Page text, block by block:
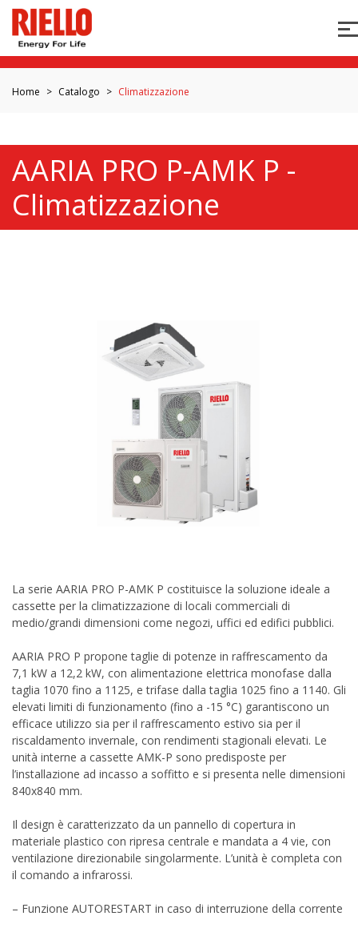
Home Catalogo Climatizzazione
AARIA PRO P-AMK P -
Climatizzazione
La serie AARIA PRO P-AMK P costituisce la soluzione ideale a
cassette per la climatizzazione di locali commerciali di
medio/grandi dimensioni come negozi, uffici ed edifici pubblici.
AARIA PRO P propone taglie di potenze in raffrescamento da
7,1 kW a 12,2 kW, con alimentazione elettrica monofase dalla
taglia 1070 fino a 1125, e trifase dalla taglia 1025 fino a 1140. Gli
elevati limiti di funzionamento (fino a -15 °C) garantiscono un
efficace utilizzo sia per il raffrescamento estivo sia per il
riscaldamento invernale, con rendimenti stagionali elevati. Le
unità interne a cassette AMK-P sono predisposte per
l’installazione ad incasso a soffitto e si presenta nelle dimensioni
840x840 mm.
Il design è caratterizzato da un pannello di copertura in
materiale plastico con ripresa centrale e mandata a 4 vie, con
ventilazione direzionabile singolarmente. L’unità è completa con
il comando a infrarossi.
– Funzione AUTORESTART in caso di interruzione della corrente